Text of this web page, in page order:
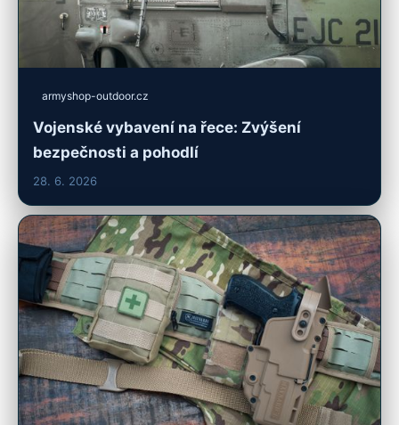
armyshop-outdoor.cz
Vojenské vybavení na řece: Zvýšení
bezpečnosti a pohodlí
28. 6. 2026